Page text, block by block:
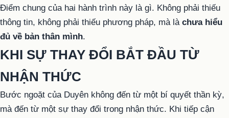
Điểm chung của hai hành trình này là gì. Không phải thiếu
thông tin, không phải thiếu phương pháp, mà là chưa hiểu
đủ về bản thân mình.
KHI SỰ THAY ĐỔI BẮT ĐẦU TỪ
NHẬN THỨC
Bước ngoặt của Duyên không đến từ một bí quyết thần kỳ,
mà đến từ một sự thay đổi trong nhận thức. Khi tiếp cận